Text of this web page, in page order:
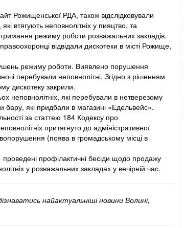
Рожищенської РДА, також відслідковували
втягують неповнолітніх у пияцтво, та
режиму роботи розважальних закладів.
відвідали дискотеки в місті Рожище,
режиму роботи. Виявлено порушення
перебували неповнолітні. Згідно з рішенням
дискотеку закрили.
неповнолітніх, які перебували в нетверезому
бару, які придбали в магазині «Едельвейс».
за статтею 184 Кодексу про
притягнуто до адміністративної
(поява в громадському місці в
профілактичні бесіди щодо продажу
у розважальних закладах у вечірній час.
найактуальніші новини Волині,